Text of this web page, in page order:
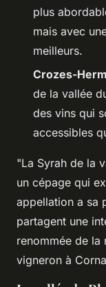
plus
mais avec
meilleurs.
Crozes-
de la vallée
des vins qui
accessibles
"La Syrah de la
un cépage qui
appellation a sa
partagent une
renommée de la
vigneron à